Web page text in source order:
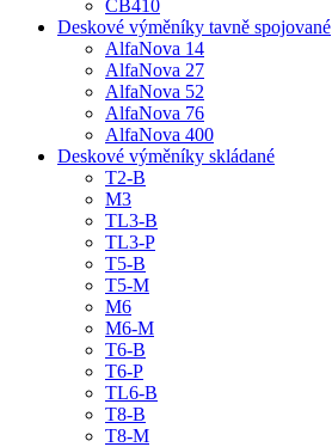
CB410
Deskové výměníky tavně spojované
AlfaNova 14
AlfaNova 27
AlfaNova 52
AlfaNova 76
AlfaNova 400
Deskové výměníky skládané
T2-B
M3
TL3-B
TL3-P
T5-B
T5-M
M6
M6-M
T6-B
T6-P
TL6-B
T8-B
T8-M